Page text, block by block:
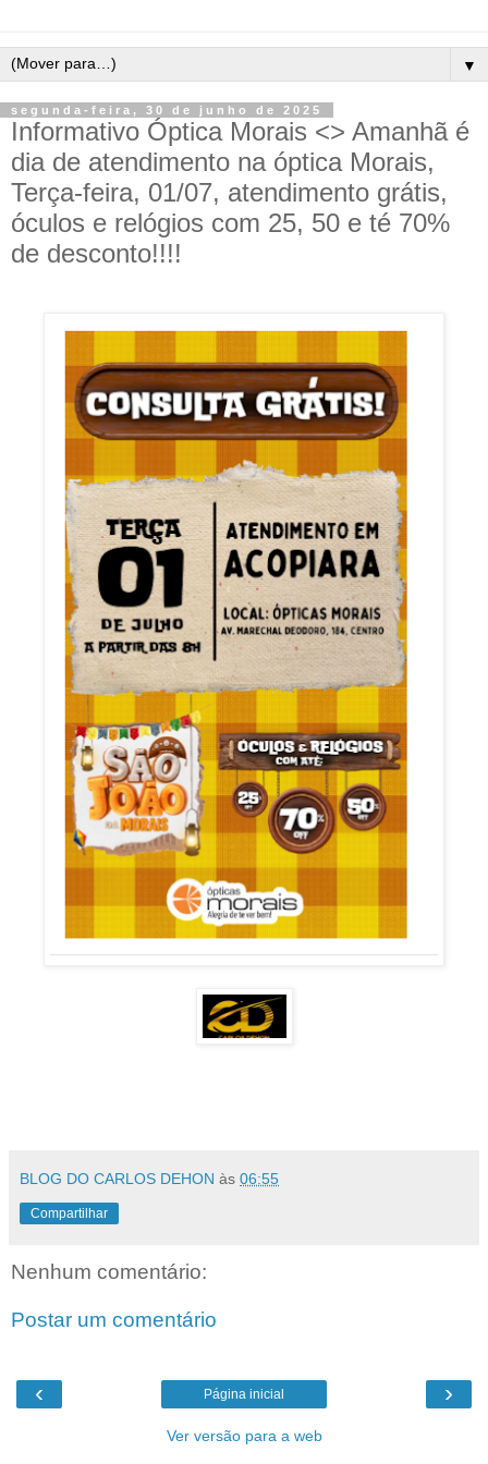
▼
segunda-feira, 30 de junho de 2025
Informativo Óptica Morais <> Amanhã é
dia de atendimento na óptica Morais,
Terça-feira, 01/07, atendimento grátis,
óculos e relógios com 25, 50 e té 70%
de desconto!!!!
BLOG DO CARLOS DEHON às 06:55
Compartilhar
Nenhum comentário:
Postar um comentário
‹ ›
Página inicial
Ver versão para a web